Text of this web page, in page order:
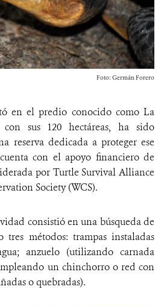
DE QUEJAS Y RECLAMOS
DONA
Foto: Germán Forero
en el predio conocido como La
sus 120 hectáreas, ha sido
reserva dedicada a proteger ese
con el apoyo financiero de
por Turtle Survival Alliance
Society (WCS).
consistió en una búsqueda de
tres métodos: trampas instaladas
anzuelo (utilizando carnada
un chinchorro o red con
o quebradas).